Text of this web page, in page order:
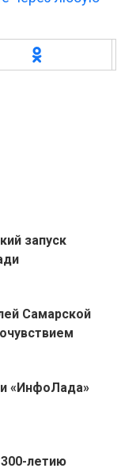
запуск
Самарской
«ИнфоЛада»
летию